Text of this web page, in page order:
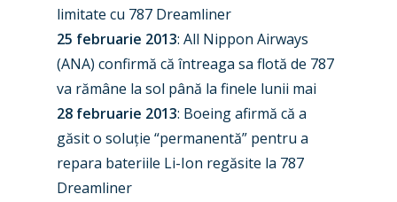
limitate cu 787 Dreamliner
25 februarie 2013: All Nippon Airways
(ANA) confirmă că întreaga sa flotă de 787
va rămâne la sol până la finele lunii mai
28 februarie 2013: Boeing afirmă că a
găsit o soluție “permanentă” pentru a
repara bateriile Li-Ion regăsite la 787
Dreamliner